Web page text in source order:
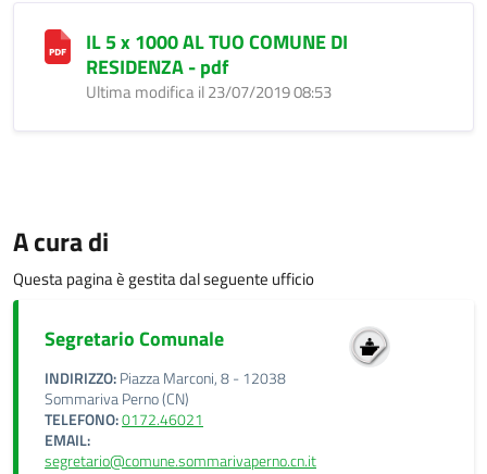
IL 5 x 1000 AL TUO COMUNE DI
RESIDENZA - pdf
Ultima modifica il 23/07/2019 08:53
A cura di
Questa pagina è gestita dal seguente ufficio
Segretario Comunale
INDIRIZZO:Piazza Marconi, 8 - 12038
Sommariva Perno (CN)
TELEFONO:0172.46021
EMAIL:
segretario@comune.sommarivaperno.cn.it